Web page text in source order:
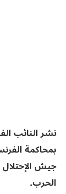
نشر النائب
بمحاكمة
جيش
الحرب.